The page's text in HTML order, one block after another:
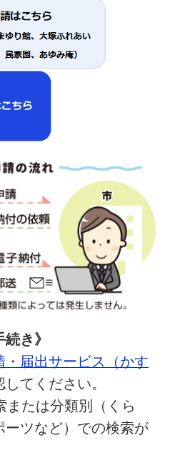
き》
・届出サービス（かす
してください。
たは分類別（くら
ーツなど）での検索が